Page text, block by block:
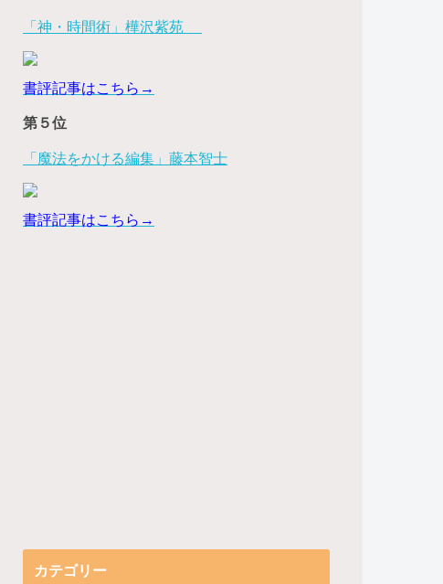
「神・時間術」樺沢紫苑
書評記事はこちら→
第５位
「魔法をかける編集」藤本智士
書評記事はこちら→
カテゴリー